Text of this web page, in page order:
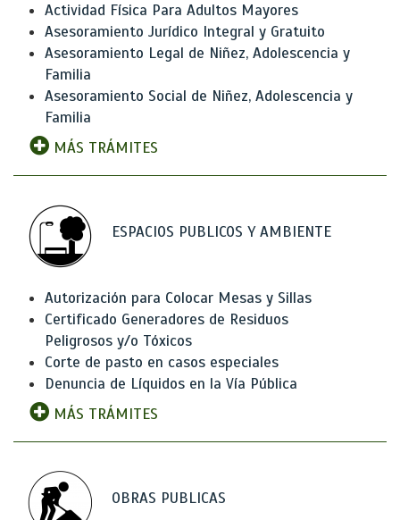
Actividad Física Para Adultos Mayores
Asesoramiento Jurídico Integral y Gratuito
Asesoramiento Legal de Niñez, Adolescencia y
Familia
Asesoramiento Social de Niñez, Adolescencia y
Familia
MÁS TRÁMITES
ESPACIOS PUBLICOS Y AMBIENTE
Autorización para Colocar Mesas y Sillas
Certificado Generadores de Residuos
Peligrosos y/o Tóxicos
Corte de pasto en casos especiales
Denuncia de Líquidos en la Vía Pública
MÁS TRÁMITES
OBRAS PUBLICAS